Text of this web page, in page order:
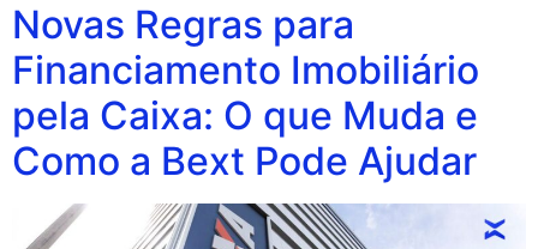
Novas Regras para
Financiamento Imobiliário
pela Caixa: O que Muda e
Como a Bext Pode Ajudar